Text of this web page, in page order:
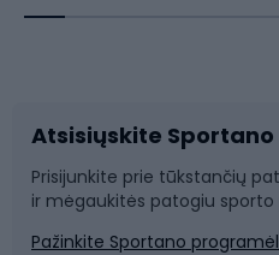
Dviračių dalys
Laipiojimas
Rogutės ir čiuožynės
Snieglenčių sportas
Atsisiųskite
Prisijunkite prie tūkstančių
ir mėgaukitės patogiu sporto
Pažinkite Sportano